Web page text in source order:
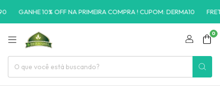
GANHE 10% OFF NA PRIMEIRA COMPRA ! CUPOM: DERMA10
0